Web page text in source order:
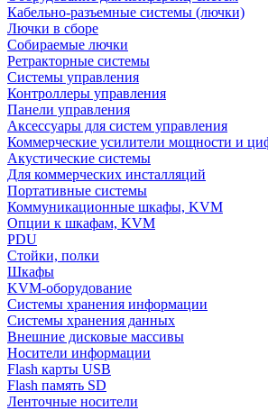
Кабельно-разъемные системы (лючки)
Лючки в сборе
Собираемые лючки
Ретракторные системы
Системы управления
Контроллеры управления
Панели управления
Аксессуары для систем управления
Коммерческие усилители мощности и
Акустические системы
Для коммерческих инсталляций
Портативные системы
Коммуникационные шкафы, KVM
Опции к шкафам, KVM
PDU
Стойки, полки
Шкафы
KVM-оборудование
Системы хранения информации
Системы хранения данных
Внешние дисковые массивы
Носители информации
Flash карты USB
Flash память SD
Ленточные носители